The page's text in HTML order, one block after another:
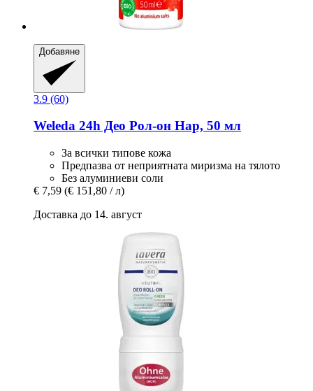
Добавяне
3.9 (60)
Weleda 24h Део Рол-​он Нар, 50 мл
За всички типове кожа
Предпазва от неприятната миризма на тялото
Без алуминиеви соли
€ 7,59 (€ 151,80 / л)
Доставка до 14. август